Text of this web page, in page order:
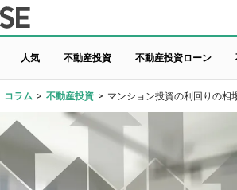
人気 不動産投資 不動産投資ローン
コラム > 不動産投資 > マンション投資の利回りの相